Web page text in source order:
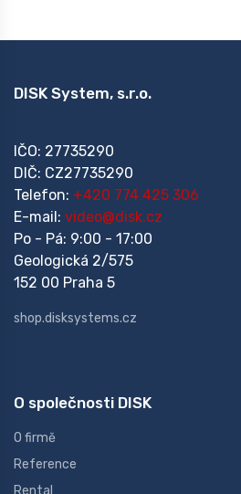
DISK System, s.r.o.
IČO: 27735290
DIČ: CZ27735290
Telefon: +420 774 425 306
E-mail: video@disk.cz
Po - Pá: 9:00 - 17:00
Geologická 2/575
152 00 Praha 5
shop.disksystems.cz
O společnosti DISK
O firmě
Reference
Rental